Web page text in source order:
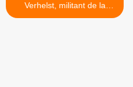
Verhelst, militant de la
cause des peuples, œuvrier